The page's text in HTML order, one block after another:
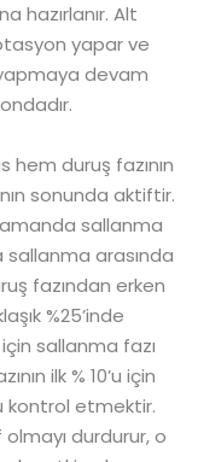
hazırlanır. Alt
yapar ve
devam
duruş fazının
sonunda aktiftir.
sallanma
sallanma arasında
fazından erken
%25’inde
sallanma fazı
ilk % 10’u için
kontrol etmektir.
olmayı durdurur, o